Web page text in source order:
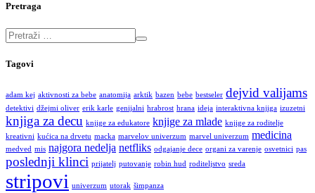
Pretraga
Tagovi
adam kej aktivnosti za bebe anatomija arktik bazen bebe bestseler dejvid valijams
detektivi džejmi oliver erik karle genijalni hrabrost hrana ideja interaktivna knjiga izuzetni
knjiga za decu knjige za edukatore knjige za mlade knjige za roditelje
kreativni kućica na drvetu macka marvelov univerzum marvel univerzum medicina
medved mis najgora nedelja netfliks odgajanje dece organi za varenje osvetnici pas
poslednji klinci prijatelj putovanje robin hud roditeljstvo sreda
stripovi univerzum utorak šimpanza